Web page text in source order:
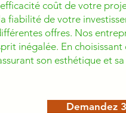
coût de votre
fiabilité de votre
offres. Nos
inégalée. En choisissant
son esthétique et
Demandez